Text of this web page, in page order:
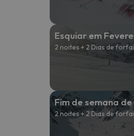
Esquiar em
2 noites + 2 Dias de
Fim de semana de
2 noites + 2 Dias de